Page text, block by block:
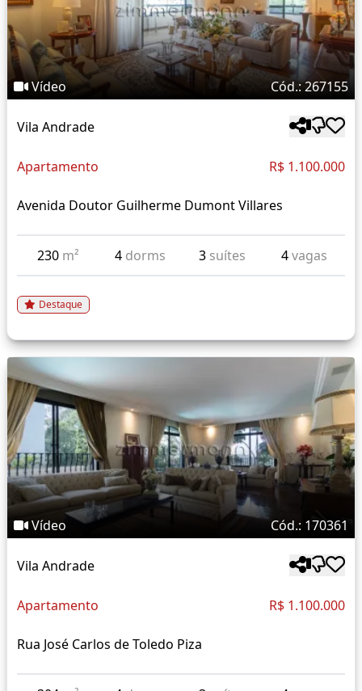
Vídeo Cód.: 267155
Vila Andrade
Apartamento R$ 1.100.000
Avenida Doutor Guilherme Dumont Villares
230 m² 4 dorms 3 suítes 4vagas
Destaque
Vídeo Cód.: 170361
Vila Andrade
Apartamento R$ 1.100.000
Rua José Carlos de Toledo Piza